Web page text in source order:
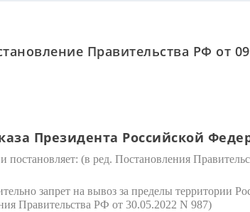
Правительства РФ от
Президента Российской
постановляет: (в ред. Постановления
запрет на вывоз за пределы территории
Правительства РФ от 30.05.2022 N 987)